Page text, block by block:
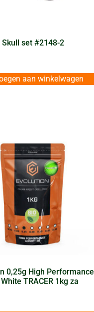
Skull set #2148-2
aan winkelwagen
0,25g High Performance
TRACER 1kg za